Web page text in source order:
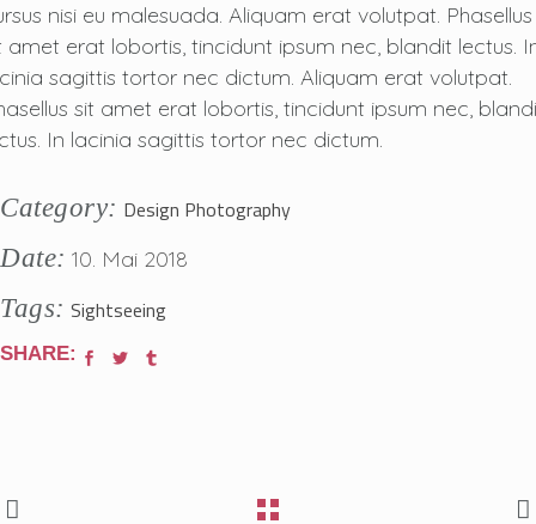
nisi eu malesuada. Aliquam erat volutpat. Phasellus
amet erat lobortis, tincidunt ipsum nec, blandit lectus.
sagittis tortor nec dictum. Aliquam erat volutpat.
sit amet erat lobortis, tincidunt ipsum nec,
In lacinia sagittis tortor nec dictum.
Category: Design Photography
Date: 10. Mai 2018
Tags: Sightseeing
SHARE: